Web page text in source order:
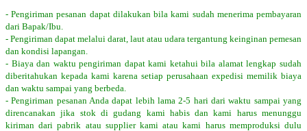
- Pengiriman pesanan dapat dilakukan bila kami sudah menerima pembayaran
dari Bapak/Ibu.
- Pengiriman dapat melalui darat, laut atau udara tergantung keinginan pemesan
dan kondisi lapangan.
- Biaya dan waktu pengiriman dapat kami ketahui bila alamat lengkap sudah
diberitahukan kepada kami karena setiap perusahaan expedisi memilik biaya
dan waktu sampai yang berbeda.
- Pengiriman pesanan Anda dapat lebih lama 2-5 hari dari waktu sampai yang
direncanakan jika stok di gudang kami habis dan kami harus menunggu
kiriman dari pabrik atau supplier kami atau kami harus memproduksi dulu